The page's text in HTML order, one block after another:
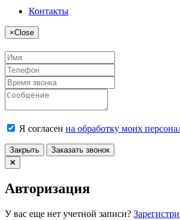
Контакты
×Close
Я согласен на обработку моих
Закрыть Заказать звонок
Авторизация
У вас еще нет учетной записи?